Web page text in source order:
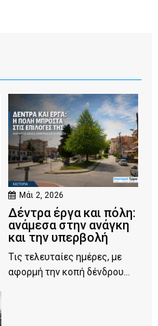
Μάι 2, 2026
Δέντρα έργα και πόλη:
ανάμεσα στην ανάγκη
και την υπερβολή
Τις τελευταίες ημέρες, με
αφορμή την κοπή δένδρου...